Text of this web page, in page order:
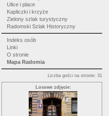
Ulice i place
Kapliczki i krzyże
Zielony szlak turystyczny
Radomski Szlak Historyczny
Indeks osób
Linki
O stronie
Mapa Radomia
Liczba gości na stronie: 31
Losowe zdjęcie: